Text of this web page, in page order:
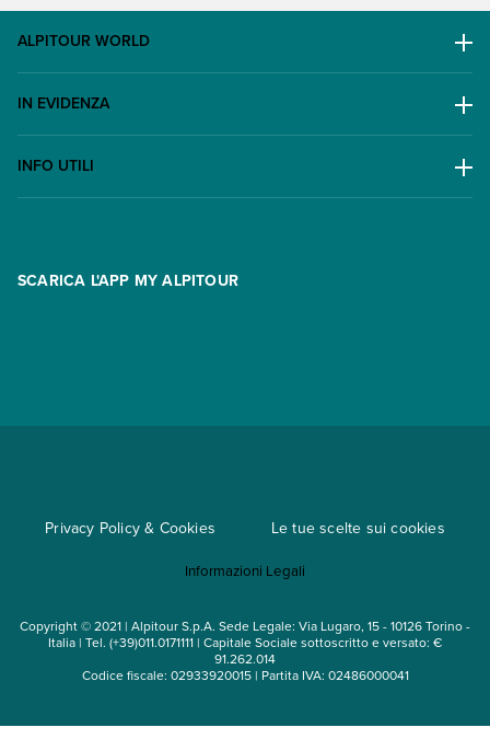
ALPITOUR WORLD
AWARD
Lavora con noi
Contatti
Assicurazioni
IN EVIDENZA
Escursioni
INFO UTILI
FAQ
Condizioni generali di contratto
Mappa del sito
SCARICA L'APP MY ALPITOUR
Privacy Policy & Cookies Le tue scelte sui cookies
Informazioni Legali
Copyright © 2021 | Alpitour S.p.A. Sede Legale: Via Lugaro, 15 - 10126 Torino -
Italia | Tel. (+39)011.0171111 | Capitale Sociale sottoscritto e versato: €
91.262.014
Codice fiscale: 02933920015 | Partita IVA: 02486000041